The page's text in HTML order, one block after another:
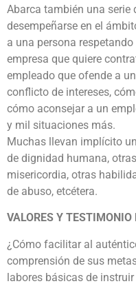
Abarca también una serie
desempeñarse en el
a una persona
empresa que quiere
empleado que ofende a
conflicto de intereses,
cómo aconsejar a un
y mil situaciones más.
Muchas llevan implícito
de dignidad humana,
misericordia, otras
de abuso, etcétera.
VALORES Y TESTIMONIO
¿Cómo facilitar al
comprensión de sus
labores básicas de instruir